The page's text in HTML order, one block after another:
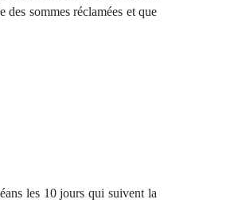
des sommes réclamées et que
les 10 jours qui suivent la